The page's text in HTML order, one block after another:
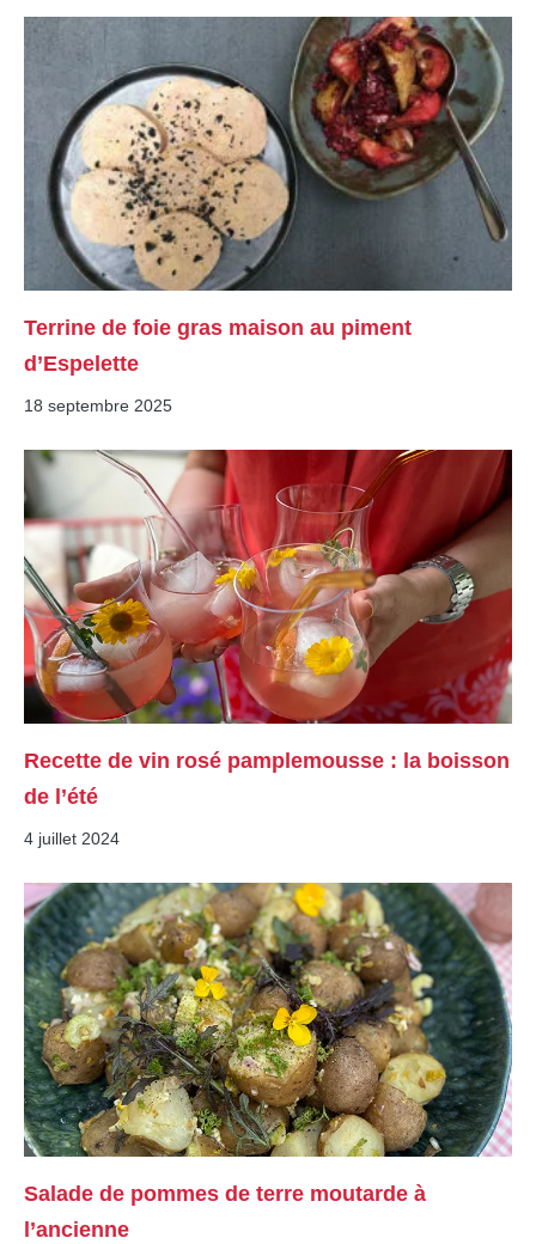
Terrine de foie gras maison au piment
d’Espelette
18 septembre 2025
Recette de vin rosé pamplemousse : la boisson
de l’été
4 juillet 2024
Salade de pommes de terre moutarde à
l’ancienne